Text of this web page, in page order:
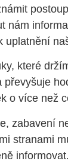
nám
uplatnění
které
převyšuje
o více než
zabavení
stranami